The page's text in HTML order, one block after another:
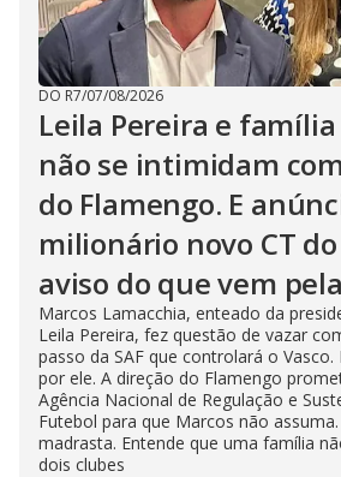
DO R7/07/08/2026
Leila Pereira e
não se intimidam
do Flamengo. E
milionário novo CT do
aviso do que vem
Marcos Lamacchia, enteado da
Leila Pereira, fez questão de vazar
passo da SAF que controlará o Vasco.
por ele. A direção do Flamengo
Agência Nacional de Regulação e
Futebol para que Marcos não
madrasta. Entende que uma família
dois clubes